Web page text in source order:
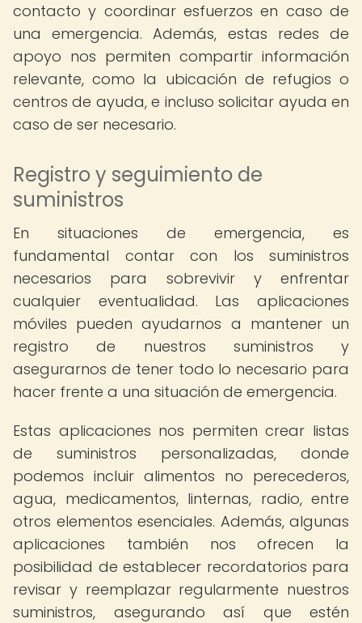
contacto y coordinar esfuerzos en caso de
una emergencia. Además, estas redes de
apoyo nos permiten compartir información
relevante, como la ubicación de refugios o
centros de ayuda, e incluso solicitar ayuda en
caso de ser necesario.
Registro y seguimiento de
suministros
En situaciones de emergencia, es
fundamental contar con los suministros
necesarios para sobrevivir y enfrentar
cualquier eventualidad. Las aplicaciones
móviles pueden ayudarnos a mantener un
registro de nuestros suministros y
asegurarnos de tener todo lo necesario para
hacer frente a una situación de emergencia.
Estas aplicaciones nos permiten crear listas
de suministros personalizadas, donde
podemos incluir alimentos no perecederos,
agua, medicamentos, linternas, radio, entre
otros elementos esenciales. Además, algunas
aplicaciones también nos ofrecen la
posibilidad de establecer recordatorios para
revisar y reemplazar regularmente nuestros
suministros, asegurando así que estén